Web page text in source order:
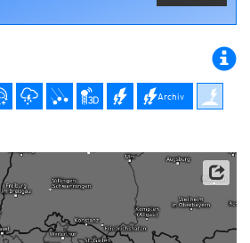
Archiv
Datenbasis: Deutscher Wetterdienst (DWD), Kachelmann GmbH